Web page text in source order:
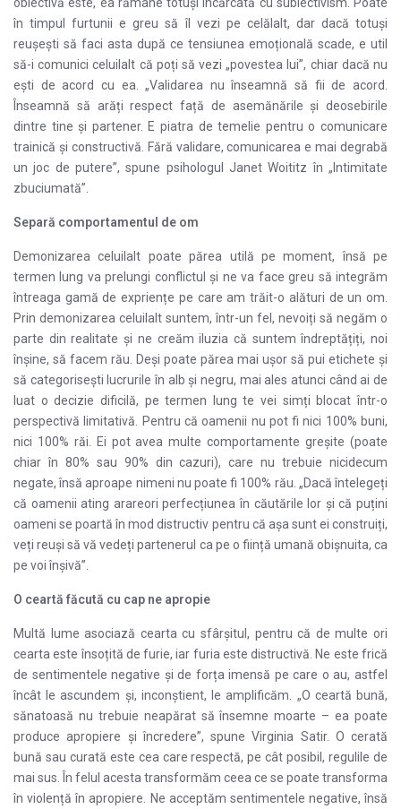
în timpul furtunii e greu să îl vezi pe celălalt, dar dacă totuși
reușești să faci asta după ce tensiunea emoțională scade, e util
să-i comunici celuilalt că poți să vezi „povestea lui”, chiar dacă nu
ești de acord cu ea. „Validarea nu înseamnă să fii de acord.
Înseamnă să arăți respect față de asemănările și deosebirile
dintre tine și partener. E piatra de temelie pentru o comunicare
trainică și constructivă. Fără validare, comunicarea e mai degrabă
un joc de putere”, spune psihologul Janet Woititz în „Intimitate
zbuciumată”.
Separă comportamentul de om
Demonizarea celuilalt poate părea utilă pe moment, însă pe
termen lung va prelungi conflictul și ne va face greu să integrăm
întreaga gamă de expriențe pe care am trăit-o alături de un om.
Prin demonizarea celuilalt suntem, într-un fel, nevoiți să negăm o
parte din realitate și ne creăm iluzia că suntem îndreptățiți, noi
înșine, să facem rău. Deși poate părea mai ușor să pui etichete și
să categorisești lucrurile în alb și negru, mai ales atunci când ai de
luat o decizie dificilă, pe termen lung te vei simți blocat într-o
perspectivă limitativă. Pentru că oamenii nu pot fi nici 100% buni,
nici 100% răi. Ei pot avea multe comportamente greșite (poate
chiar în 80% sau 90% din cazuri), care nu trebuie nicidecum
negate, însă aproape nimeni nu poate fi 100% rău. „Dacă întelegeți
că oamenii ating arareori perfecțiunea în căutările lor și că puțini
oameni se poartă în mod distructiv pentru că așa sunt ei construiți,
veți reuși să vă vedeți partenerul ca pe o ființă umană obișnuita, ca
pe voi înșivă”.
O ceartă făcută cu cap ne apropie
Multă lume asociază cearta cu sfârșitul, pentru că de multe ori
cearta este însoțită de furie, iar furia este distructivă. Ne este frică
de sentimentele negative și de forța imensă pe care o au, astfel
încât le ascundem și, inconștient, le amplificăm. „O ceartă bună,
sănatoasă nu trebuie neapărat să însemne moarte – ea poate
produce apropiere și încredere”, spune Virginia Satir. O cerată
bună sau curată este cea care respectă, pe cât posibil, regulile de
mai sus. În felul acesta transformăm ceea ce se poate transforma
în violență în apropiere. Ne acceptăm sentimentele negative, însă